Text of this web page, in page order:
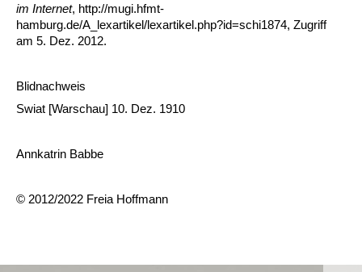
im Internet, http://mugi.hfmt-
hamburg.de/A_lexartikel/lexartikel.php?id=schi1874, Zugriff
am 5. Dez. 2012.
Blidnachweis
Swiat [Warschau] 10. Dez. 1910
Annkatrin Babbe
© 2012/2022 Freia Hoffmann